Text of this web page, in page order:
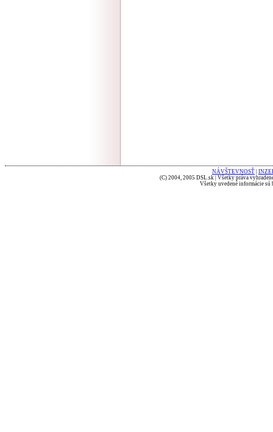
NÁVŠTEVNOSŤ
(C) 2004, 2005 DSL.sk | Všetky práva
Všetky uvedené informácie sú